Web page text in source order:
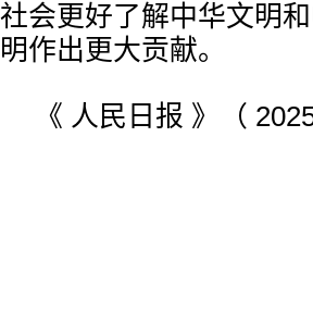
社会更好了解中华文明
明作出更大贡献。
《 人民日报 》（